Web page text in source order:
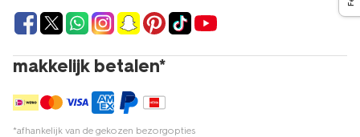
makkelijk betalen*
*afhankelijk van de gekozen bezorgopties